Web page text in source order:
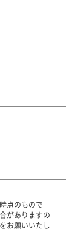
点のもので
がありますの
お願いいたし